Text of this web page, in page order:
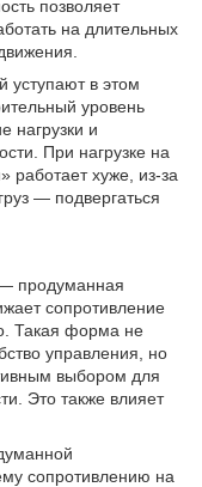
позволяет
на длительных
уступают в этом
уровень
нагрузки и
При нагрузке на
работает хуже, из-за
— подвергаться
продуманная
сопротивление
Такая форма не
управления, но
выбором для
Это также влияет
сопротивлению на